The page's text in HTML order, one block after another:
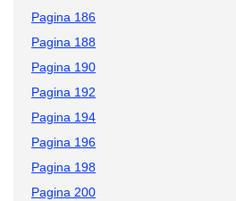
Pagina 186
Pagina 188
Pagina 190
Pagina 192
Pagina 194
Pagina 196
Pagina 198
Pagina 200